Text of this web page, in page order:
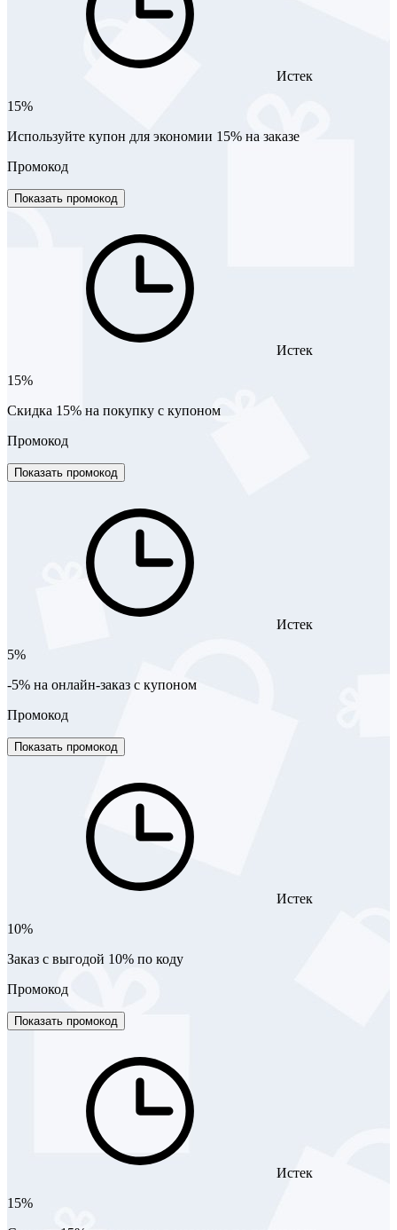
Истек
15%
Используйте купон для экономии 15% на заказе
Промокод
Показать промокод
Истек
15%
Скидка 15% на покупку с купоном
Промокод
Показать промокод
Истек
5%
-5% на онлайн-заказ с купоном
Промокод
Показать промокод
Истек
10%
Заказ с выгодой 10% по коду
Промокод
Показать промокод
Истек
15%